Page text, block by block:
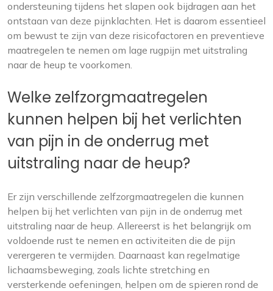
ondersteuning tijdens het slapen ook bijdragen aan het
ontstaan van deze pijnklachten. Het is daarom essentieel
om bewust te zijn van deze risicofactoren en preventieve
maatregelen te nemen om lage rugpijn met uitstraling
naar de heup te voorkomen.
Welke zelfzorgmaatregelen
kunnen helpen bij het verlichten
van pijn in de onderrug met
uitstraling naar de heup?
Er zijn verschillende zelfzorgmaatregelen die kunnen
helpen bij het verlichten van pijn in de onderrug met
uitstraling naar de heup. Allereerst is het belangrijk om
voldoende rust te nemen en activiteiten die de pijn
verergeren te vermijden. Daarnaast kan regelmatige
lichaamsbeweging, zoals lichte stretching en
versterkende oefeningen, helpen om de spieren rond de